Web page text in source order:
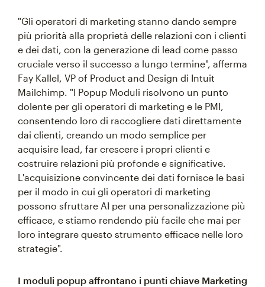
"Gli operatori di marketing stanno dando sempre
più priorità alla proprietà delle relazioni con i clienti
e dei dati, con la generazione di lead come passo
cruciale verso il successo a lungo termine", afferma
Fay Kallel, VP of Product and Design di Intuit
Mailchimp. "I Popup Moduli risolvono un punto
dolente per gli operatori di marketing e le PMI,
consentendo loro di raccogliere dati direttamente
dai clienti, creando un modo semplice per
acquisire lead, far crescere i propri clienti e
costruire relazioni più profonde e significative.
L'acquisizione convincente dei dati fornisce le basi
per il modo in cui gli operatori di marketing
possono sfruttare AI per una personalizzazione più
efficace, e stiamo rendendo più facile che mai per
loro integrare questo strumento efficace nelle loro
strategie".
I moduli popup affrontano i punti chiave Marketing